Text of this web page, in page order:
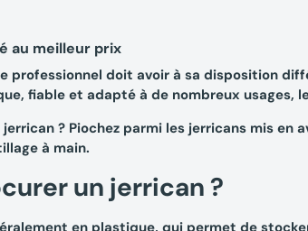
au meilleur prix
professionnel doit avoir à sa disposition
fiable et adapté à de nombreux usages,
jerrican ? Piochez parmi les jerricans mis
à main.
un jerrican ?
en plastique, qui permet de